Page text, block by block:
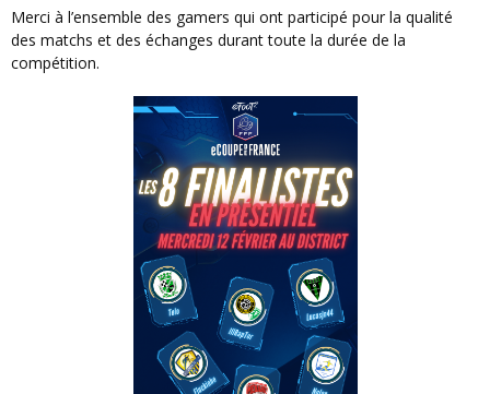
Merci à l’ensemble des gamers qui ont participé pour la qualité
des matchs et des échanges durant toute la durée de la
compétition.